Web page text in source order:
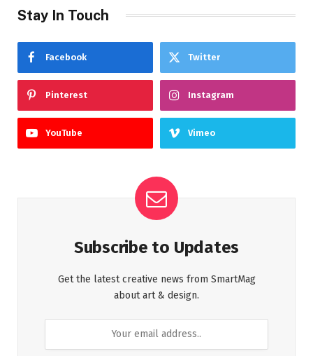
Stay In Touch
Facebook Twitter
Pinterest Instagram
YouTube Vimeo
Subscribe to Updates
Get the latest creative news from SmartMag
about art & design.